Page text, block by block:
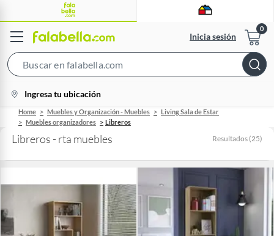
Inicia sesión
Bar
location-
icon
Ingresa tu ubicación
Home Muebles y Organización - Muebles
Living Sala de Estar
Muebles organizadores
Libreros
Libreros - rta muebles Resultados (25)